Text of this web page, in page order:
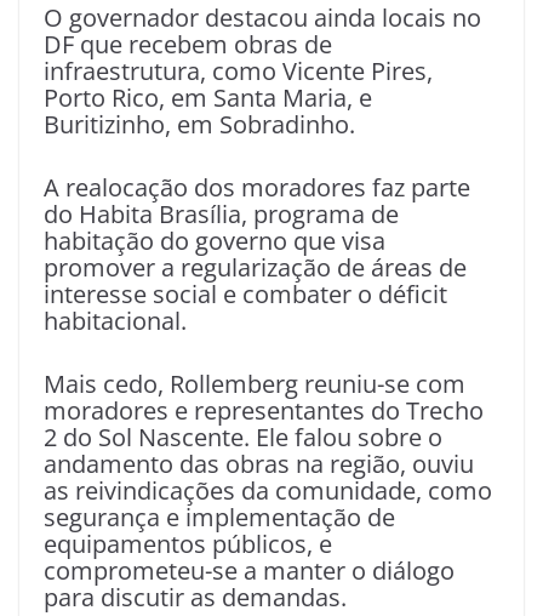
O governador destacou ainda locais no
DF que recebem obras de
infraestrutura, como Vicente Pires,
Porto Rico, em Santa Maria, e
Buritizinho, em Sobradinho.
A realocação dos moradores faz parte
do Habita Brasília, programa de
habitação do governo que visa
promover a regularização de áreas de
interesse social e combater o déficit
habitacional.
Mais cedo, Rollemberg reuniu-se com
moradores e representantes do Trecho
2 do Sol Nascente. Ele falou sobre o
andamento das obras na região, ouviu
as reivindicações da comunidade, como
segurança e implementação de
equipamentos públicos, e
comprometeu-se a manter o diálogo
para discutir as demandas.